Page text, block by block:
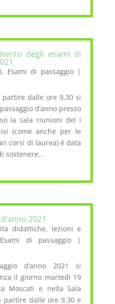
degli esami di
, Esami di passaggio|
dalle ore 9,30 si
d’anno presso
la sala riunioni del I
(come anche per le
corsi di laurea) è data
sostenere...
2021
didattiche, lezioni e
Esami di passaggio|
d’anno 2021 si
il giorno martedì 19
Moscati e nella Sala
partire dalle ore 9,30 e